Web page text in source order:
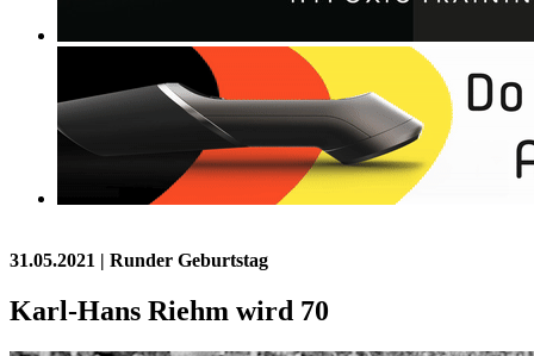
31.05.2021 | Runder Geburtstag
Karl-Hans Riehm wird 70